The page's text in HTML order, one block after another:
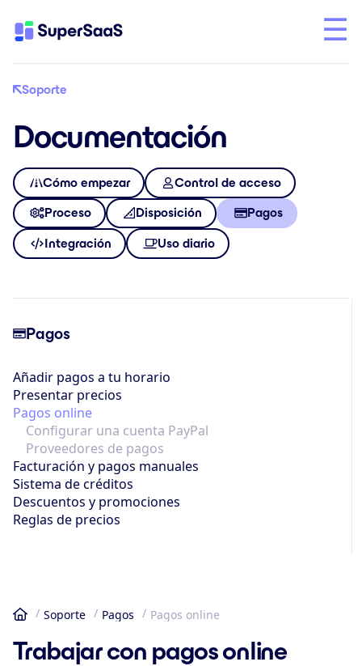
Soporte
Documentación
Cómo empezar Control de acceso
Proceso Disposición Pagos
Integración Uso diario
Pagos
Añadir pagos a tu horario
Presentar precios
Pagos online
Configurar una cuenta PayPal
Proveedores de pagos
Facturación y pagos manuales
Sistema de créditos
Descuentos y promociones
Reglas de precios
Inicio
Soporte Pagos Pagos online
Trabajar con pagos online